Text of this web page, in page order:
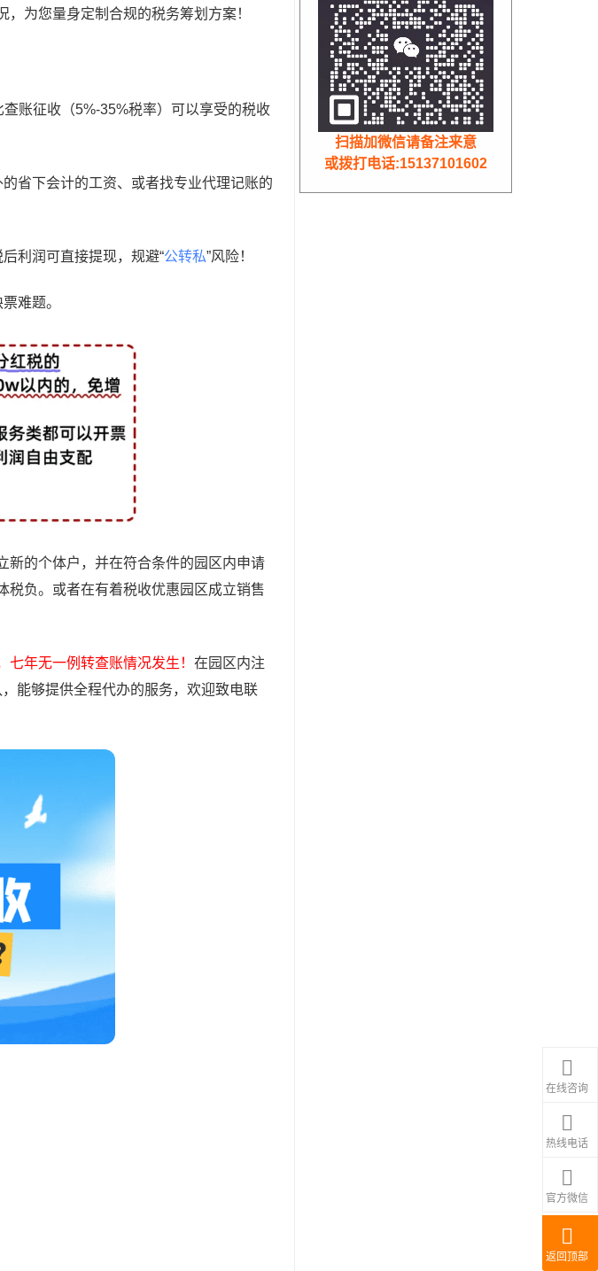
为您量身定制合规的税务筹划方案！
账征收（5%-35%税率）可以享受的税收
省下会计的工资、或者找专业代理记账的
利润可直接提现，规避“公转私”风险！
难题。
的个体户，并在符合条件的园区内申请
税负。或者在有着税收优惠园区成立销售
年无一例转查账情况发生！ 在园区内注
能够提供全程代办的服务，欢迎致电联
在线咨询
热线电话
官方微信
返回顶部
扫描加微信请备注来意
或拨打电话:15137101602